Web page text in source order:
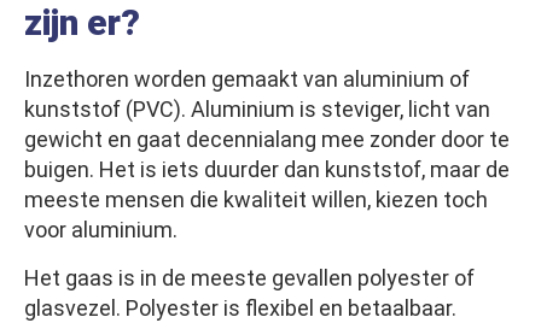
zijn er?
Inzethoren worden gemaakt van aluminium of
kunststof (PVC). Aluminium is steviger, licht van
gewicht en gaat decennialang mee zonder door te
buigen. Het is iets duurder dan kunststof, maar de
meeste mensen die kwaliteit willen, kiezen toch
voor aluminium.
Het gaas is in de meeste gevallen polyester of
glasvezel. Polyester is flexibel en betaalbaar.